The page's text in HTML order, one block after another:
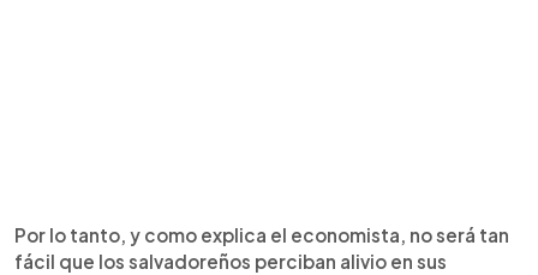
Por lo tanto, y como explica el economista, no será tan
fácil que los salvadoreños perciban alivio en sus